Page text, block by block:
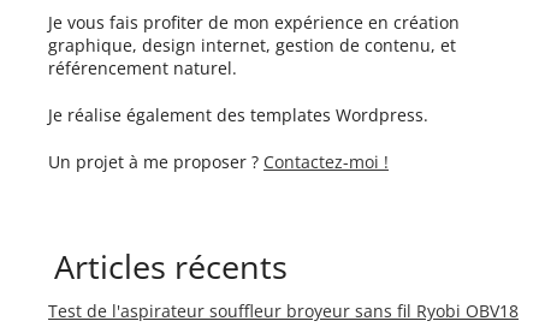
Je vous fais profiter de mon expérience en création
graphique, design internet, gestion de contenu, et
référencement naturel.
Je réalise également des templates Wordpress.
Un projet à me proposer ? Contactez-moi !
Articles récents
Test de l'aspirateur souffleur broyeur sans fil Ryobi OBV18